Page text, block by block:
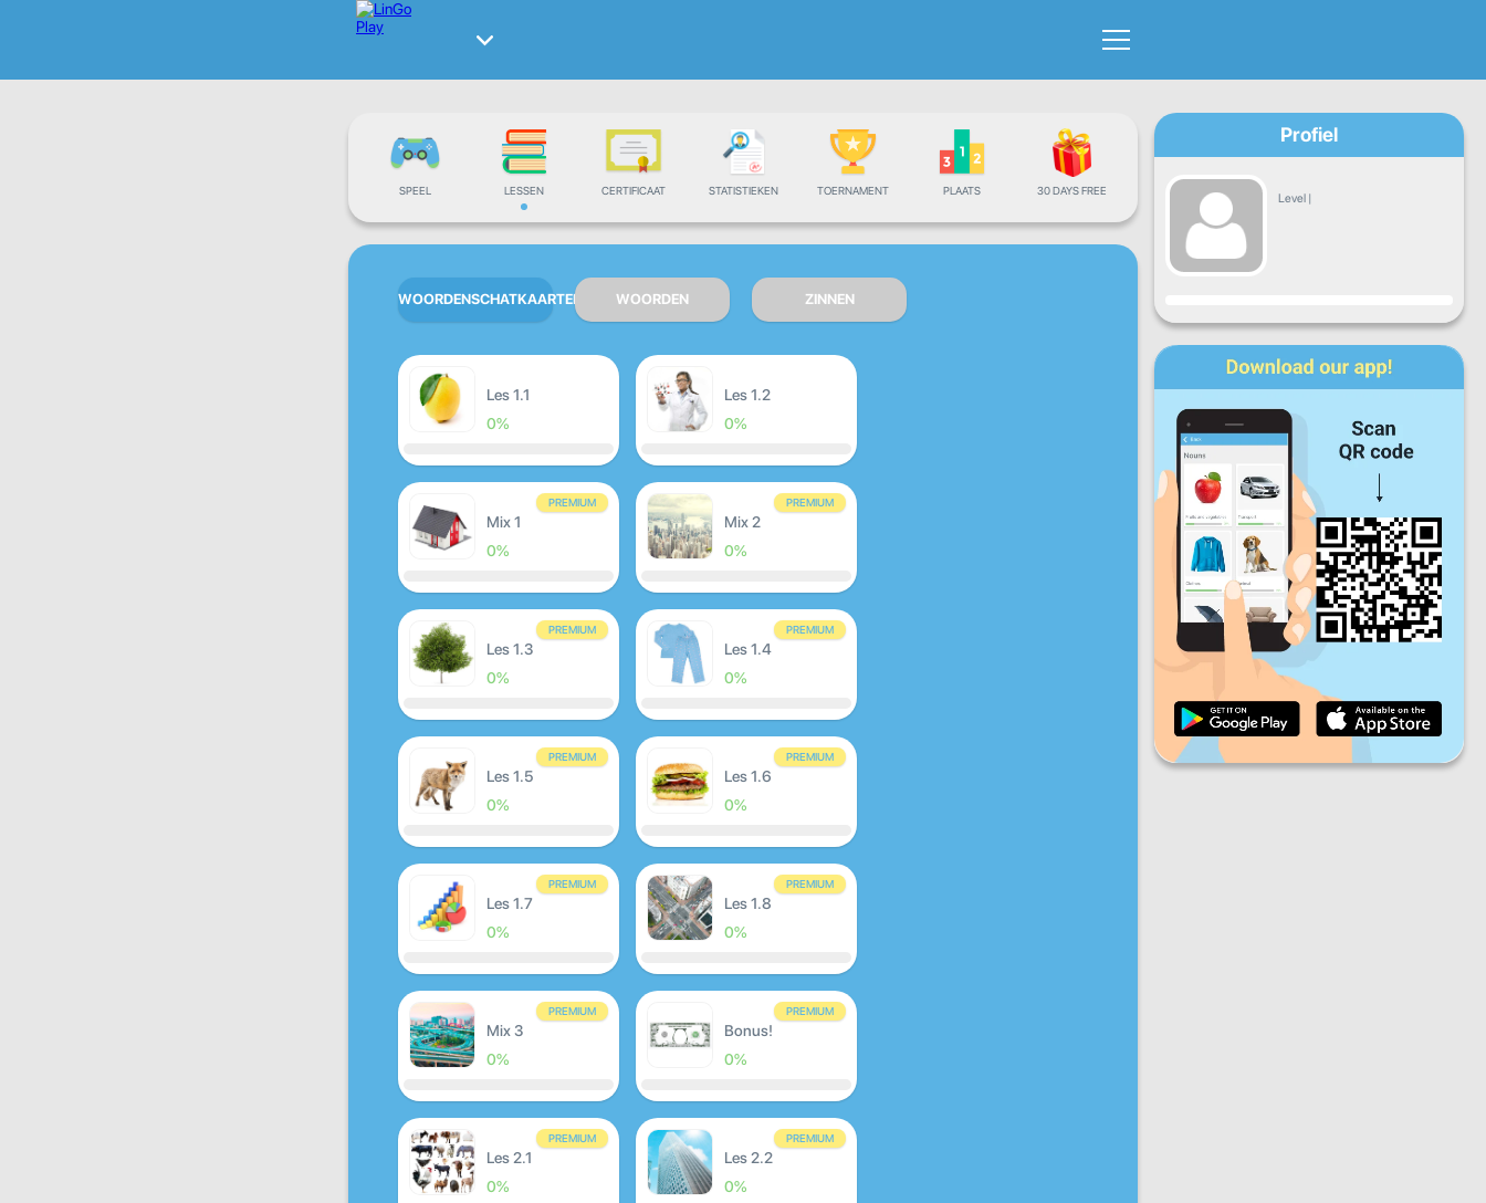
SPEEL LESSEN CERTIFICAAT STATISTIEKEN TOERNAMENT PLAATS 30 DAYS FREE
WOORDENSCHATKAARTEN WOORDEN ZINNEN
Les 1.1
0%
Les 1.2
0%
PREMIUM
Mix 1
0%
PREMIUM
Mix 2
0%
PREMIUM
Les 1.3
0%
PREMIUM
Les 1.4
0%
PREMIUM
Les 1.5
0%
PREMIUM
Les 1.6
0%
PREMIUM
Les 1.7
0%
PREMIUM
Les 1.8
0%
PREMIUM
Mix 3
0%
PREMIUM
Bonus!
0%
PREMIUM
Les 2.1
0%
PREMIUM
Les 2.2
0%
Profiel
Level |
Vooruitgang
Ma Wo Do
Za Zo
Dagelijkse vooruitgang
Maandelijkse voortgang
Totale vooruitgang